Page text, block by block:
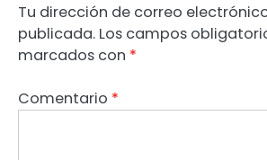
Tu dirección de correo
publicada. Los campos
marcados con *
Comentario *